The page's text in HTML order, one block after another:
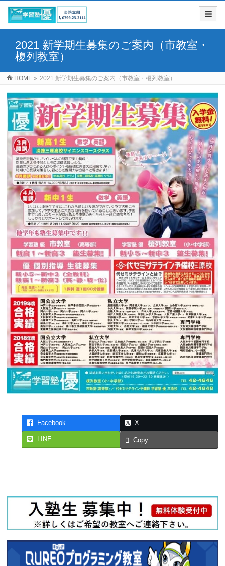
2021 新学期生募集のご案内（市教室・
榎列教室）
HOME » 2021 新学期生募集のご案内（市教室・榎列教室）
Facebook X
LINE Copy